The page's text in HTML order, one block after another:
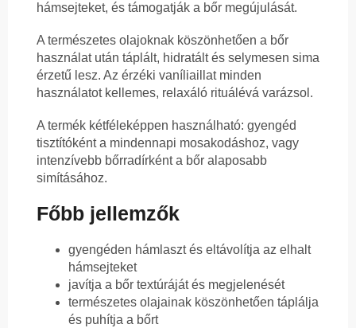
hámsejteket, és támogatják a bőr megújulását.
A természetes olajoknak köszönhetően a bőr
használat után táplált, hidratált és selymesen sima
érzetű lesz. Az érzéki vaníliaillat minden
használatot kellemes, relaxáló rituálévá varázsol.
A termék kétféleképpen használható: gyengéd
tisztítóként a mindennapi mosakodáshoz, vagy
intenzívebb bőrradírként a bőr alaposabb
simításához.
Főbb jellemzők
gyengéden hámlaszt és eltávolítja az elhalt
hámsejteket
javítja a bőr textúráját és megjelenését
természetes olajainak köszönhetően táplálja
és puhítja a bőrt